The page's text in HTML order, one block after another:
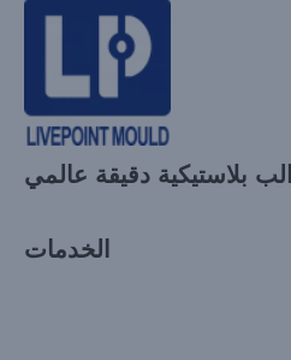
بلاستيكية دقيقة عالمي
الخدمات